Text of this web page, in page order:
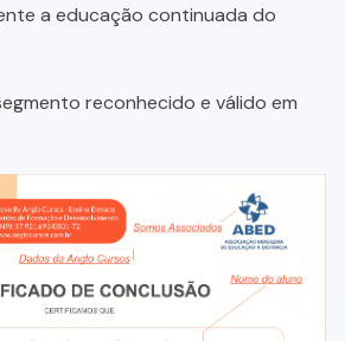
a educação continuada do
reconhecido e válido em